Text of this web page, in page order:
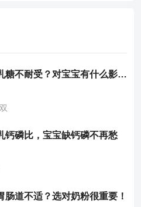
什么是乳糖不耐受？对宝宝有什么影响？
钙磷比，宝宝缺钙磷不再愁
肠道不适？选对奶粉很重要！